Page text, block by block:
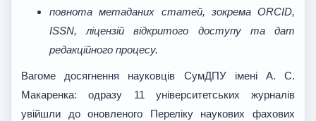
повнота метаданих статей, зокрема ORCID,
ISSN, ліцензій відкритого доступу та дат
редакційного процесу.
Вагоме досягнення науковців СумДПУ імені А. С.
Макаренка: одразу 11 університетських журналів
увійшли до оновленого Переліку наукових фахових